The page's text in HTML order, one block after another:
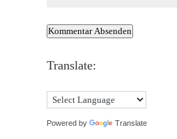
Kommentar Absenden
Translate:
Powered by Translate